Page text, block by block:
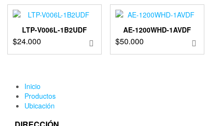
LTP-V006L-1B2UDF
$24.000
AE-1200WHD-1AVDF
$50.000
Inicio
Productos
Ubicación